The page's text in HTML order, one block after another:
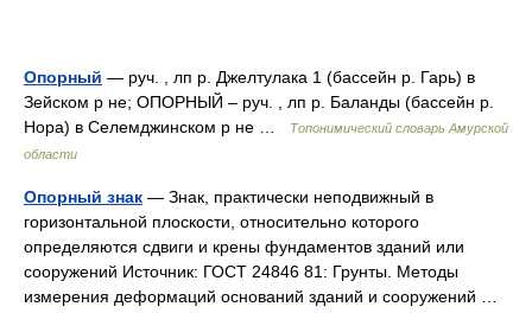
Опорный — руч. , лп р. Джелтулака 1 (бассейн р. Гарь) в
Зейском р не; ОПОРНЫЙ – руч. , лп р. Баланды (бассейн р.
Нора) в Селемджинском р не …
Топонимический словарь Амурской
области
Опорный знак — Знак, практически неподвижный в
горизонтальной плоскости, относительно которого
определяются сдвиги и крены фундаментов зданий или
сооружений Источник: ГОСТ 24846 81: Грунты. Методы
измерения деформаций оснований зданий и сооружений …